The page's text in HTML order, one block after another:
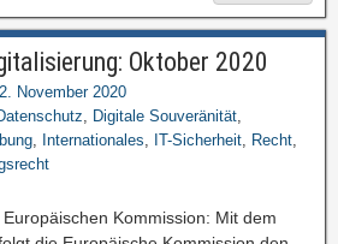
Oktober 2020
2. November 2020
, Digitale Souveränität,
, Internationales, IT-Sicherheit, Recht,
Kommission: Mit dem